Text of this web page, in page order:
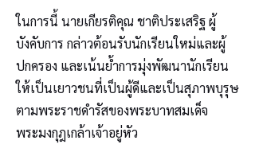
ในการนี้ นายเกียรติคุณ ชาติประเสริฐ ผู้
บังคับการ กล่าวต้อนรับนักเรียนใหม่และผู้
ปกครอง และเน้นย้ำการมุ่งพัฒนานักเรียน
ให้เป็นเยาวชนที่เป็นผู้ดีและเป็นสุภาพบุรุษ
ตามพระราชดำรัสของพระบาทสมเด็จ
พระมงกุฎเกล้าเจ้าอยู่หัว